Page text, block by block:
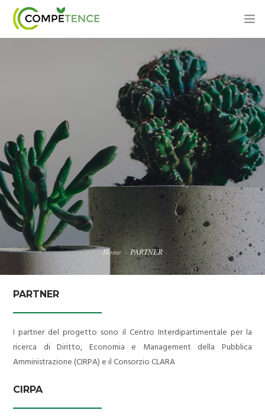
PIANO FORMATIVO
SOGGETTO PROPONENTE
PARTNER
AZIENDE BENEFICIARIE
AREA DIDATTICA
CONTATTI
PRIVACY POLICY
Home PARTNER
PARTNER
I partner del progetto sono il Centro Interdipartimentale per la
ricerca di Diritto, Economia e Management della Pubblica
Amministrazione (CIRPA) e il Consorzio CLARA
CIRPA